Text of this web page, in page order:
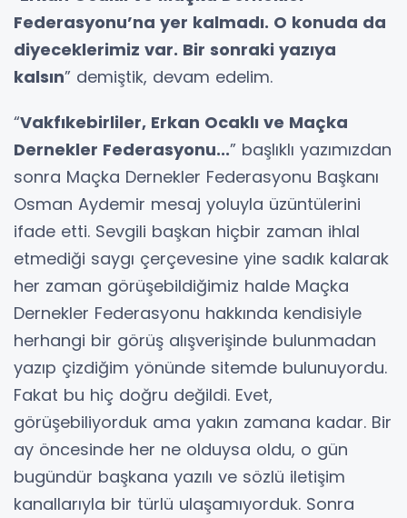
Federasyonu’na yer kalmadı. O konuda da
diyeceklerimiz var. Bir sonraki yazıya
kalsın” demiştik, devam edelim.
“Vakfıkebirliler, Erkan Ocaklı ve Maçka
Dernekler Federasyonu...” başlıklı yazımızdan
sonra Maçka Dernekler Federasyonu Başkanı
Osman Aydemir mesaj yoluyla üzüntülerini
ifade etti. Sevgili başkan hiçbir zaman ihlal
etmediği saygı çerçevesine yine sadık kalarak
her zaman görüşebildiğimiz halde Maçka
Dernekler Federasyonu hakkında kendisiyle
herhangi bir görüş alışverişinde bulunmadan
yazıp çizdiğim yönünde sitemde bulunuyordu.
Fakat bu hiç doğru değildi. Evet,
görüşebiliyorduk ama yakın zamana kadar. Bir
ay öncesinde her ne olduysa oldu, o gün
bugündür başkana yazılı ve sözlü iletişim
kanallarıyla bir türlü ulaşamıyorduk. Sonra